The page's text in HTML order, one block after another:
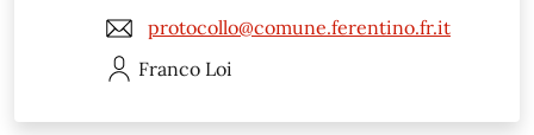
protocollo@comune.ferentino.fr.it
Franco Loi